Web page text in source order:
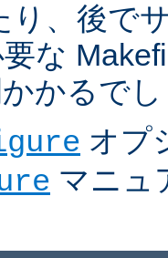
り、後で
な
かるで
オプ
マニュ